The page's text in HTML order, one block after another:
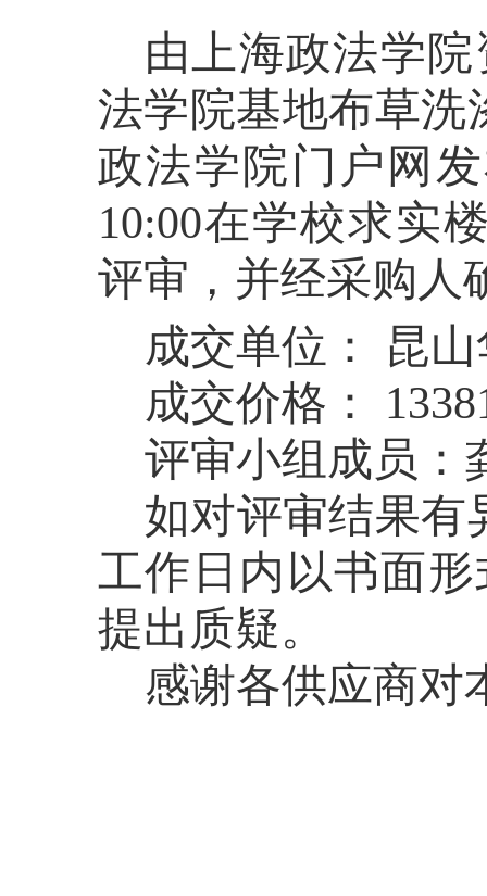
由上海政法学
法学院基地布草洗
政法学院门户网
10:00在学校求实
评审，并经采购人
成交单位： 昆
成交价格：
评审小组成员：
如对评审结果有
工作日内以书面
提出质疑。
感谢各供应商对